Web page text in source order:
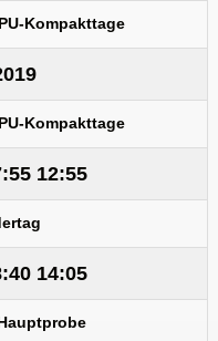
Kompakttage
Kompakttage
12:55
14:05